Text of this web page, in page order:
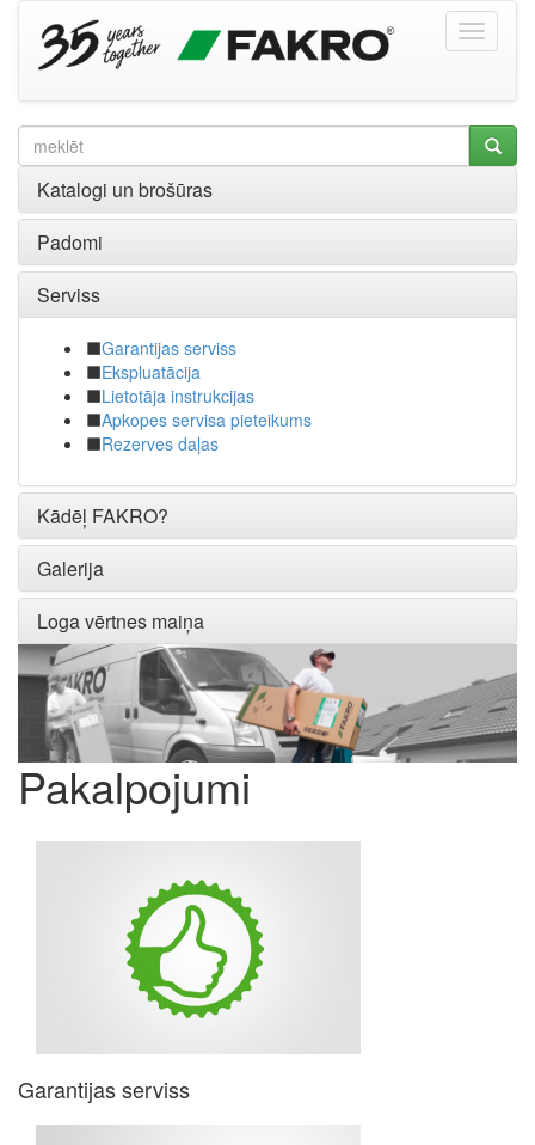
Katalogi un brošūras
Padomi
Serviss
Garantijas serviss
Ekspluatācija
Lietotāja instrukcijas
Apkopes servisa pieteikums
Rezerves daļas
Kādēļ FAKRO?
Galerija
Loga vērtnes maiņa
Pakalpojumi
Garantijas serviss